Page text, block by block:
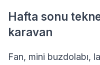
Hafta sonu
karavan
Fan, mini buzdolabı,